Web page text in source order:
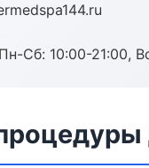
Пн-Сб: 10:00-21:00,